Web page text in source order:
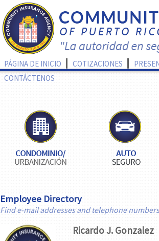
PÁGINA DE INICIO COTIZACIONES
CONTÁCTENOS
Employee Directory
Find e-mail addresses and telephone
Ricardo J. Gonzalez